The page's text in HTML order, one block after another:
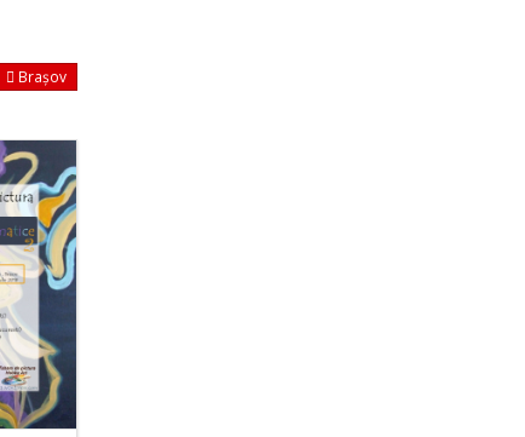
Brașov